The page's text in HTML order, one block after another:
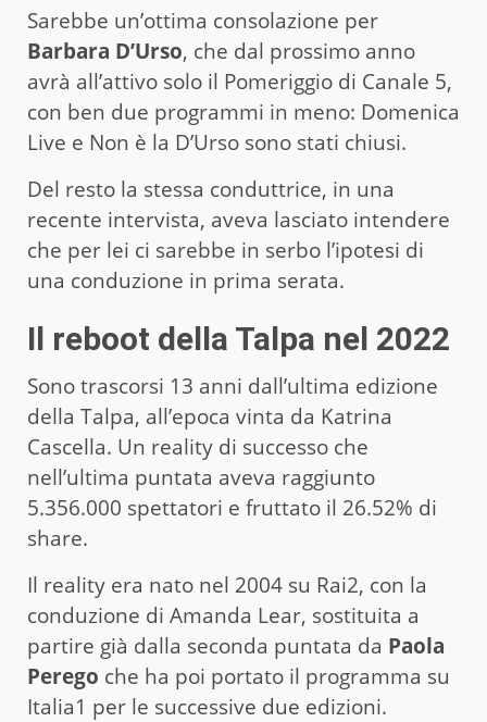
Sarebbe un’ottima consolazione per
Barbara D’Urso, che dal prossimo anno
avrà all’attivo solo il Pomeriggio di Canale 5,
con ben due programmi in meno: Domenica
Live e Non è la D’Urso sono stati chiusi.
Del resto la stessa conduttrice, in una
recente intervista, aveva lasciato intendere
che per lei ci sarebbe in serbo l’ipotesi di
una conduzione in prima serata.
Il reboot della Talpa nel 2022
Sono trascorsi 13 anni dall’ultima edizione
della Talpa, all’epoca vinta da Katrina
Cascella. Un reality di successo che
nell’ultima puntata aveva raggiunto
5.356.000 spettatori e fruttato il 26.52% di
share.
Il reality era nato nel 2004 su Rai2, con la
conduzione di Amanda Lear, sostituita a
partire già dalla seconda puntata da Paola
Perego che ha poi portato il programma su
Italia1 per le successive due edizioni.